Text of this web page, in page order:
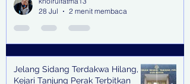
28 Jul
2 menit membaca
Jelang Sidang Terdakwa Hilang,
Kejari Tanjung Perak Terbitkan